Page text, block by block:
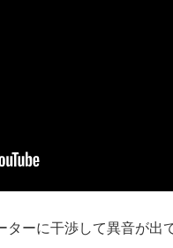
ーに干渉して異音が出